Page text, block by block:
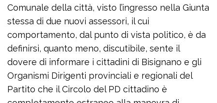
Comunale della città, visto l’ingresso nella Giunta
stessa di due nuovi assessori, il cui
comportamento, dal punto di vista politico, è da
definirsi, quanto meno, discutibile, sente il
dovere di informare i cittadini di Bisignano e gli
Organismi Dirigenti provinciali e regionali del
Partito che il Circolo del PD cittadino è